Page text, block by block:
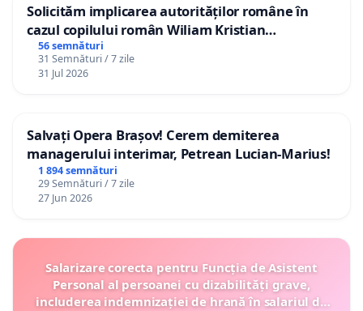
Solicităm implicarea autorităților române în
cazul copilului român Wiliam Kristian
Gheorghe, aflat în plasament în Danemarca de
12 ani
56 semnături
31 Semnături / 7 zile
31 Jul 2026
Salvați Opera Brașov! Cerem demiterea
managerului interimar, Petrean Lucian-Marius!
1 894 semnături
29 Semnături / 7 zile
27 Jun 2026
Salarizare corecta pentru Funcția de Asistent
Personal al persoanei cu dizabilități grave,
includerea indemnizației de hrană în salariul de